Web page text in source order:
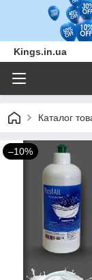
Kings.in.ua
Каталог
–10%